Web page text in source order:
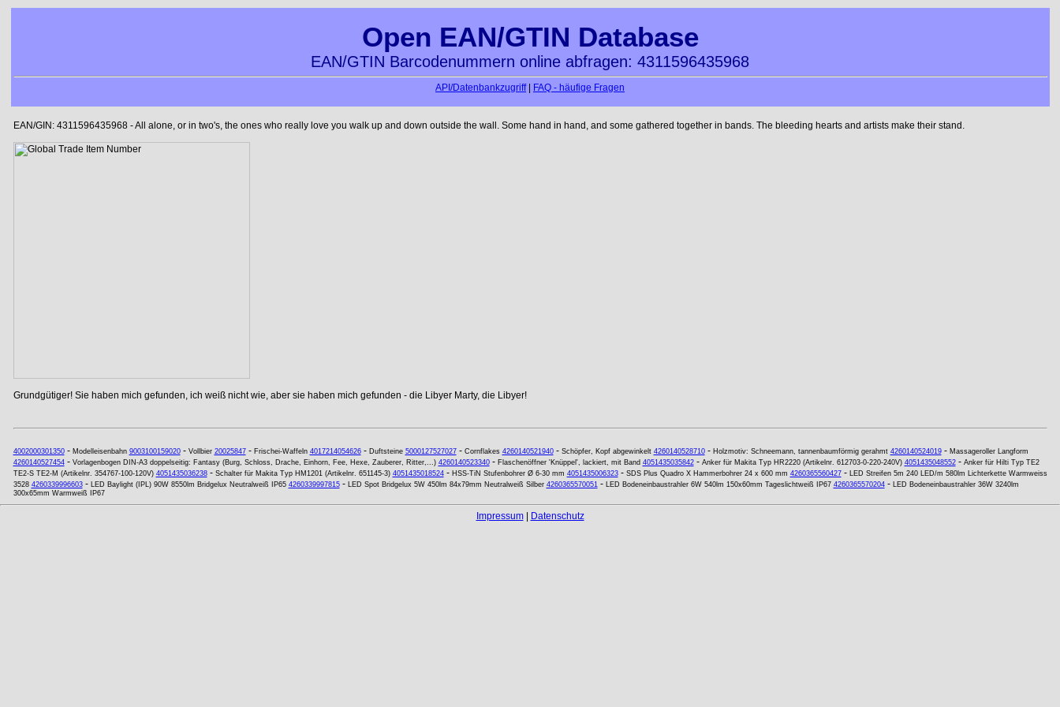
Open EAN/GTIN Database
EAN/GTIN Barcodenummern online abfragen: 4311596435968
API/Datenbankzugriff| FAQ - häufige Fragen
EAN/GIN: 4311596435968 - All alone, or in two's, the ones who really love you walk up and down outside the wall. Some hand in hand, and some gathered together in bands. The bleeding hearts and artists make their stand.
Grundgütiger! Sie haben mich gefunden, ich weiß nicht wie, aber sie haben mich gefunden - die Libyer Marty, die Libyer!
4002000301350- Modelleisenbahn 9003100159020- Vollbier 20025847- Frischei-Waffeln 4017214054626- Duftsteine 5000127527027- Cornflakes 4260140521940- Schöpfer, Kopf abgewinkelt 4260140528710- Holzmotiv: Schneemann, tannenbaumförmig gerahmt 4260140524019- Massageroller Langform
4260140527454- Vorlagenbogen DIN-A3 doppelseitig: Fantasy (Burg, Schloss, Drache, Einhorn, Fee, Hexe, Zauberer, Ritter,...) 4260140523340- Flaschenöffner 'Knüppel', lackiert, mit Band 4051435035842- Anker für Makita Typ HR2220 (Artikelnr. 612703-0-220-240V) 4051435048552- Anker für Hilti Typ TE2
TE2-S TE2-M (Artikelnr. 354767-100-120V) 4051435036238- Schalter für Makita Typ HM1201 (Artikelnr. 651145-3) 4051435018524- HSS-TiN Stufenbohrer Ø 6-30 mm 4051435006323- SDS Plus Quadro X Hammerbohrer 24 x 600 mm 4260365560427- LED Streifen 5m 240 LED/m 580lm Lichterkette Warmweiss
3528 4260339996603- LED Baylight (IPL) 90W 8550lm Bridgelux Neutralweiß IP65 4260339997815- LED Spot Bridgelux 5W 450lm 84x79mm Neutralweiß Silber 4260365570051- LED Bodeneinbaustrahler 6W 540lm 150x60mm Tageslichtweiß IP67 4260365570204- LED Bodeneinbaustrahler 36W 3240lm
300x65mm Warmweiß IP67
Impressum| Datenschutz